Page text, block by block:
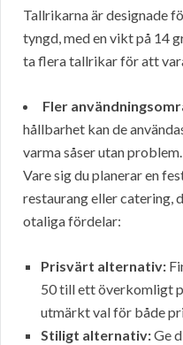
Tallrikarna är designade
tyngd, med en vikt på 14
ta flera tallrikar för att
Fler
hållbarhet kan de
varma såser utan problem.
Vare sig du planerar en
restaurang eller catering,
otaliga fördelar:
Prisvärt alternativ:
50 till ett överkomligt
utmärkt val för både
Stiligt alternativ:Ge